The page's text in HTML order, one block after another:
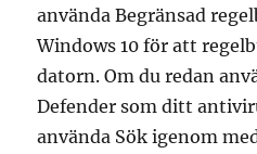
använda Begränsad
Windows 10 för att
datorn. Om du redan
Defender som ditt
använda Sök igenom